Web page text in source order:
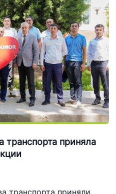
транспорта приняла
транспорта приняли